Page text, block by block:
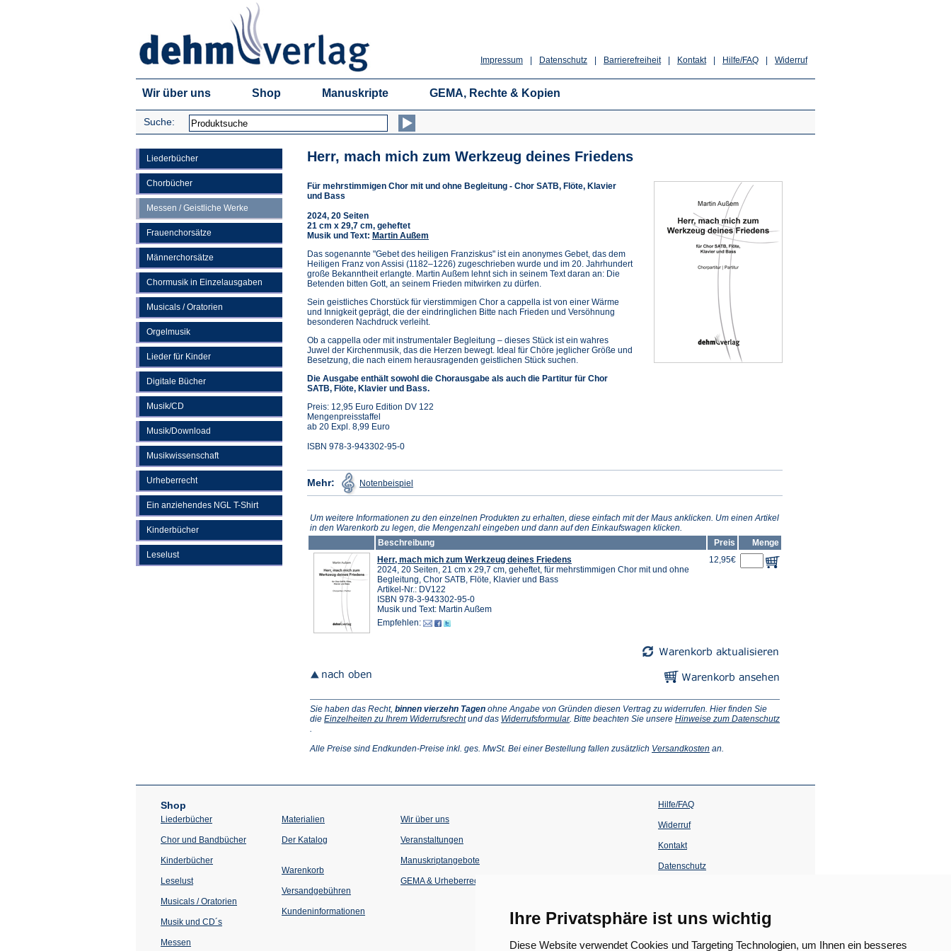
Ihre Privatsphäre ist uns wichtig
Diese Website verwendet Cookies und Targeting Technologien, um Ihnen ein besseres
Widerruf
Hilfe/FAQ
Kontakt
Barrierefreiheit
Datenschutz
Impressum
Wir über uns Shop Manuskripte GEMA, Rechte & Kopien
Suche:
Liederbücher
Chorbücher
Messen / Geistliche Werke
Frauenchorsätze
Männerchorsätze
Chormusik in Einzelausgaben
Musicals / Oratorien
Orgelmusik
Lieder für Kinder
Digitale Bücher
Musik/CD
Musik/Download
Musikwissenschaft
Urheberrecht
Ein anziehendes NGL T-Shirt
Kinderbücher
Leselust
Herr, mach mich zum Werkzeug deines Friedens
Für mehrstimmigen Chor mit und ohne Begleitung - Chor SATB, Flöte, Klavier
und Bass
2024, 20 Seiten
21 cm x 29,7 cm, geheftet
Musik und Text: Martin Außem
Das sogenannte "Gebet des heiligen Franziskus" ist ein anonymes Gebet, das dem
Heiligen Franz von Assisi (1182–1226) zugeschrieben wurde und im 20. Jahrhundert
große Bekanntheit erlangte. Martin Außem lehnt sich in seinem Text daran an: Die
Betenden bitten Gott, an seinem Frieden mitwirken zu dürfen.
Sein geistliches Chorstück für vierstimmigen Chor a cappella ist von einer Wärme
und Innigkeit geprägt, die der eindringlichen Bitte nach Frieden und Versöhnung
besonderen Nachdruck verleiht.
Ob a cappella oder mit instrumentaler Begleitung – dieses Stück ist ein wahres
Juwel der Kirchenmusik, das die Herzen bewegt. Ideal für Chöre jeglicher Größe und
Besetzung, die nach einem herausragenden geistlichen Stück suchen.
Die Ausgabe enthält sowohl die Chorausgabe als auch die Partitur für Chor
SATB, Flöte, Klavier und Bass.
Preis: 12,95 Euro Edition DV 122
Mengenpreisstaffel
ab 20 Expl. 8,99 Euro
ISBN 978-3-943302-95-0
Mehr: Notenbeispiel in
einem
Tab)
Um weitere Informationen zu den einzelnen Produkten zu erhalten, diese einfach mit der Maus anklicken. Um einen Artikel
in den Warenkorb zu legen, die Mengenzahl eingeben und dann auf den Einkaufswagen klicken.
Beschreibung
Preis
Menge
Herr, mach mich zum Werkzeug deines Friedens
2024, 20 Seiten, 21 cm x 29,7 cm, geheftet, für mehrstimmigen Chor mit und ohne
Begleitung, Chor SATB, Flöte, Klavier und Bass
Artikel-Nr.: DV122
ISBN 978-3-943302-95-0
Musik und Text: Martin Außem
Empfehlen:
12,95€
Sie haben das Recht, binnen vierzehn Tagen ohne Angabe von Gründen diesen Vertrag zu widerrufen. Hier finden Sie
die Einzelheiten zu Ihrem Widerrufsrecht(Öffnet
neuen
und das Widerrufsformular(Öffnet
neuen
. Bitte beachten Sie unsere Hinweise zum Datenschutz
einem
.
Alle Preise sind Endkunden-Preise inkl. ges. MwSt. Bei einer Bestellung fallen zusätzlich Versandkosten (Öffnet
Tab)
an.
Shop
Liederbücher
Chor und Bandbücher
Kinderbücher
Leselust
Musicals / Oratorien
Musik und CD´s
Messen
Materialien
Der Katalog
Warenkorb
Versandgebühren
Kundeninformationen
Wir über uns
Veranstaltungen
einem
Tab)
Manuskriptangebote
GEMA & Urheberrecht
Hilfe/FAQ
Widerruf
Kontakt
Datenschutz
einem